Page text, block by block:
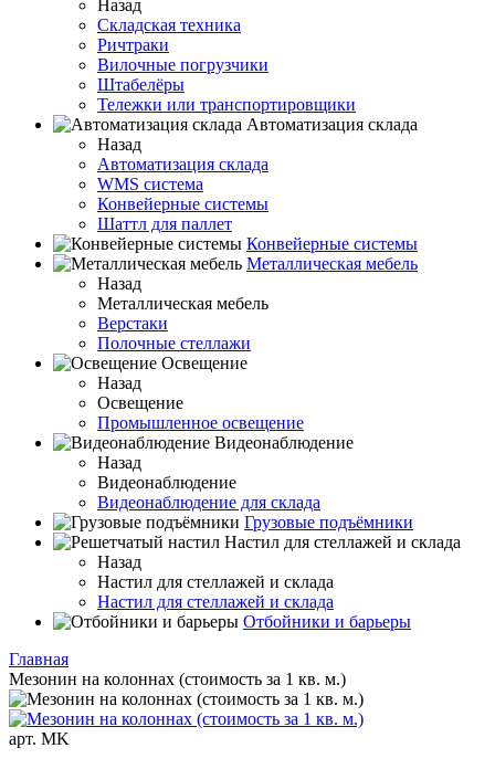
Назад
Складская техника
Ричтраки
Вилочные погрузчики
Штабелёры
Тележки или транспортировщики
Автоматизация склада
Назад
Автоматизация склада
WMS система
Конвейерные системы
Шаттл для паллет
Конвейерные системы
Металлическая мебель
Назад
Металлическая мебель
Верстаки
Полочные стеллажи
Освещение
Назад
Освещение
Промышленное освещение
Видеонаблюдение
Назад
Видеонаблюдение
Видеонаблюдение для склада
Грузовые подъёмники
Настил для стеллажей и склада
Назад
Настил для стеллажей и склада
Настил для стеллажей и склада
Отбойники и барьеры
Главная
Мезонин на колоннах (стоимость за 1 кв. м.)
арт. MK